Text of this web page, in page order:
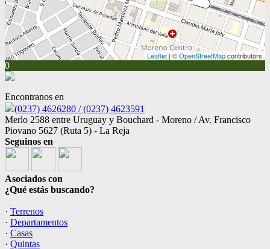
Leaflet| ©OpenStreetMapcontributors
0
Encontranos en
(0237) 4626280 / (0237) 4623591
Merlo 2588 entre Uruguay y Bouchard - Moreno / Av. Francisco
Piovano 5627 (Ruta 5) - La Reja
Seguinos en
Asociados con
¿Qué estás buscando?
· Terrenos
· Departamentos
· Casas
· Quintas